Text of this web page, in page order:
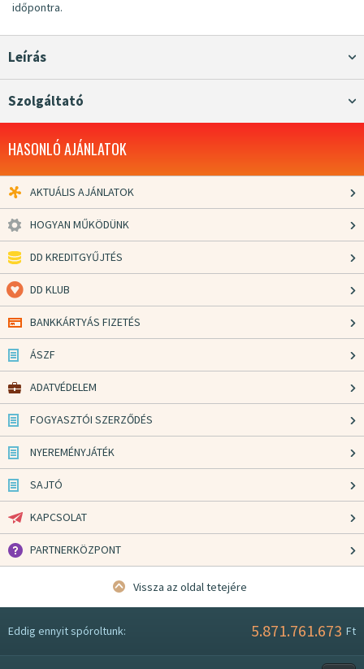
időpontra.
Leírás
Szolgáltató
HASONLÓ AJÁNLATOK
AKTUÁLIS AJÁNLATOK
HOGYAN MŰKÖDÜNK
DD KREDITGYŰJTÉS
DD KLUB
BANKKÁRTYÁS FIZETÉS
ÁSZF
ADATVÉDELEM
FOGYASZTÓI SZERZŐDÉS
NYEREMÉNYJÁTÉK
SAJTÓ
KAPCSOLAT
PARTNERKÖZPONT
Vissza az oldal tetejére
Eddig ennyit spóroltunk: 5.871.761.673 Ft